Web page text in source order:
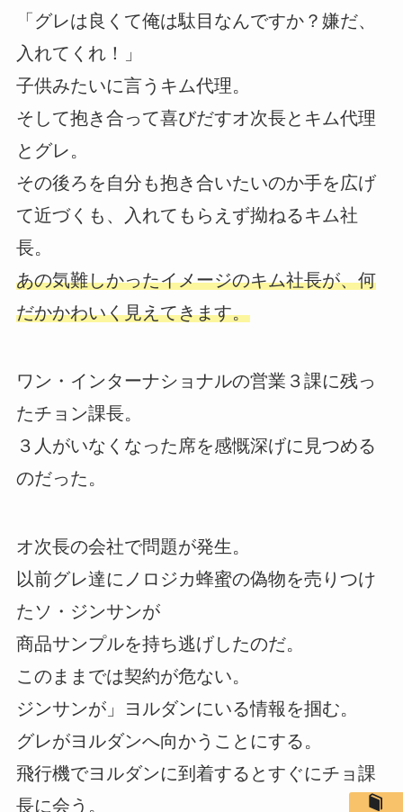
「グレは良くて俺は駄目なんですか？嫌だ、
入れてくれ！」
子供みたいに言うキム代理。
そして抱き合って喜びだすオ次長とキム代理
とグレ。
その後ろを自分も抱き合いたいのか手を広げ
て近づくも、入れてもらえず拗ねるキム社
長。
あの気難しかったイメージのキム社長が、何
だかかわいく見えてきます。
ワン・インターナショナルの営業３課に残っ
たチョン課長。
３人がいなくなった席を感慨深げに見つめる
のだった。
オ次長の会社で問題が発生。
以前グレ達にノロジカ蜂蜜の偽物を売りつけ
たソ・ジンサンが
商品サンプルを持ち逃げしたのだ。
このままでは契約が危ない。
ジンサンが」ヨルダンにいる情報を掴む。
グレがヨルダンへ向かうことにする。
飛行機でヨルダンに到着するとすぐにチョ課
長に会う。